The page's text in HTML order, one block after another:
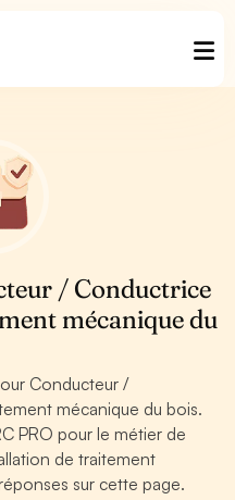
/ Conductrice
mécanique du
Conducteur /
mécanique du bois.
PRO pour le métier de
de traitement
sur cette page.